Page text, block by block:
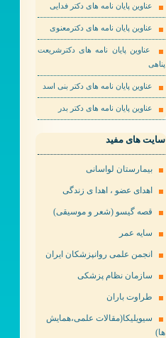
عناوین پایان نامه های دکتر فدایی
عناوین پایان نامه های دکترمعنوی
عناوین پایان نامه های دکترشریعت
پناهی
عناوین پایان نامه های دکتر بنی اسد
عناوین پایان نامه های دکتر بدر
سایت های مفید
بیمارستان لواسانی
اهدای عضو ، اهدا ی زندگی
قصه گیسو (شعر و موسیقی)
سایه عمر
انجمن علمی روانپزشکان ایران
سازمان نظام پزشکی
طراوت باران
سیویلیکا(مقالات علمی،همایش
ها)